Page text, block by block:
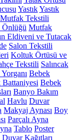
YastıkYastık
Mutfak Tekstili
Mutfak
Eldiveni ve Tutacak
Salon Tekstili
Koltuk Örtüsü ve
Tekstili Salıncak
Bebek
Battaniyesi Bebek
Banyo Bakım
Havlu Duvar
Makyaj Aynası Boy
Parçalı Ayna
Tablo Poster
Duvar Kağıtları